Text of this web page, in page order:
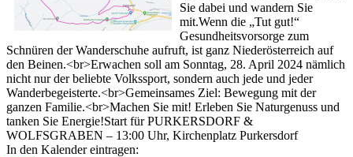
Sie dabei und wandern Sie
mit.Wenn die „Tut gut!“
Gesundheitsvorsorge zum
Schnüren der Wanderschuhe aufruft, ist ganz Niederösterreich auf
den Beinen.<br>Erwachen soll am Sonntag, 28. April 2024 nämlich
nicht nur der beliebte Volkssport, sondern auch jede und jeder
Wanderbegeisterte.<br>Gemeinsames Ziel: Bewegung mit der
ganzen Familie.<br>Machen Sie mit! Erleben Sie Naturgenuss und
tanken Sie Energie!Start für PURKERSDORF &
WOLFSGRABEN – 13:00 Uhr, Kirchenplatz Purkersdorf
In den Kalender eintragen: